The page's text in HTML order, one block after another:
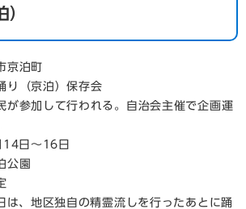
）
京泊町
（京泊）保存会
参加して行われる。自治会主催で企画運
日～16日
公園
、地区独自の精霊流しを行ったあとに踊